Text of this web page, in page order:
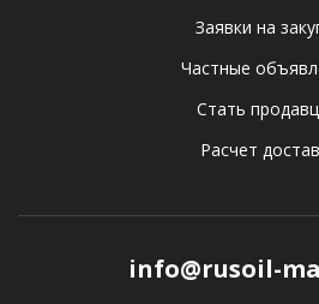
Заявки на
Частные
Стать
Расчет
info@rusoil-